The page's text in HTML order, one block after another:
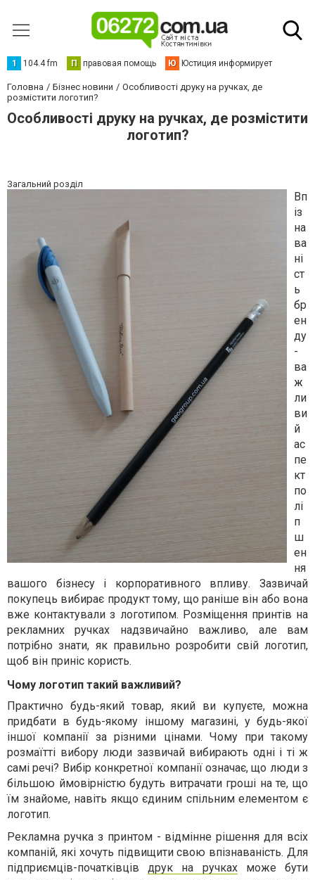
1 104.4 fm П правовая помощь Ю Юстиция информирует
Головна Бізнес новини
Особливості друку на ручках, де
розмістити логотип?
Особливості друку на ручках, де розмістити
логотип?
Загальний розділ
Вп
із
на
ва
ні
ст
ь
бр
ен
ду
-
ва
ж
ли
ви
й
ас
пе
кт
по
лі
п
ш
ен
ня
вашого бізнесу і корпоративного впливу. Зазвичай
покупець вибирає продукт тому, що раніше він або вона
вже контактували з логотипом. Розміщення принтів на
рекламних ручках надзвичайно важливо, але вам
потрібно знати, як правильно розробити свій логотип,
щоб він приніс користь.
Чому логотип такий важливий?
Практично будь-який товар, який ви купуєте, можна
придбати в будь-якому іншому магазині, у будь-якої
іншої компанії за різними цінами. Чому при такому
розмаїтті вибору люди зазвичай вибирають одні і ті ж
самі речі? Вибір конкретної компанії означає, що люди з
більшою ймовірністю будуть витрачати гроші на те, що
їм знайоме, навіть якщо єдиним спільним елементом є
логотип.
Рекламна ручка з принтом - відмінне рішення для всіх
компаній, які хочуть підвищити свою впізнаваність. Для
підприємців-початківцівдрук на ручкахможе бути